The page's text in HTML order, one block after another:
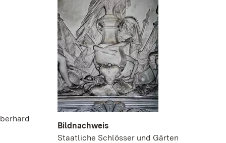
Bildnachweis
Staatliche Schlösser und Gärten